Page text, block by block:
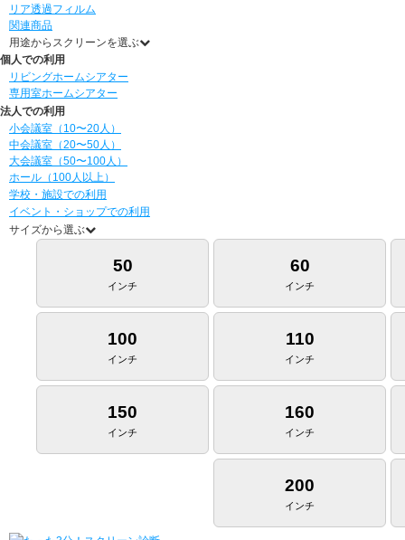
リア透過フィルム
関連商品
用途からスクリーンを選ぶ
個人での利用
リビングホームシアター
専用室ホームシアター
法人での利用
小会議室（10〜20人）
中会議室（20〜50人）
大会議室（50〜100人）
ホール（100人以上）
学校・施設での利用
イベント・ショップでの利用
サイズから選ぶ
50
インチ
60
インチ
100
インチ
110
インチ
150
インチ
160
インチ
200
インチ